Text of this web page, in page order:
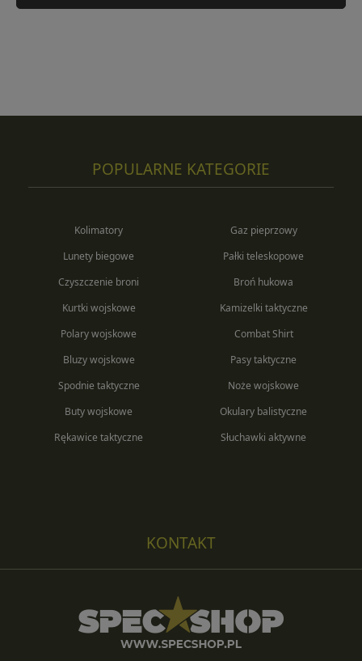
POPULARNE KATEGORIE
Kolimatory
Lunety biegowe
Czyszczenie broni
Gaz pieprzowy
Pałki teleskopowe
Broń hukowa
Kurtki wojskowe
Polary wojskowe
Bluzy wojskowe
Kamizelki taktyczne
Combat Shirt
Pasy taktyczne
Spodnie taktyczne
Buty wojskowe
Rękawice taktyczne
Noże wojskowe
Okulary balistyczne
Słuchawki aktywne
KONTAKT